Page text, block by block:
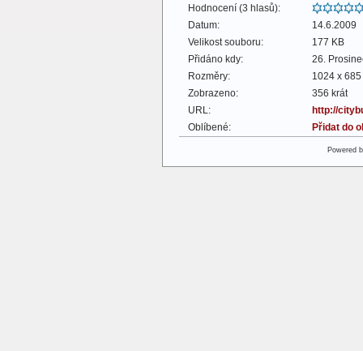
Hodnocení (3 hlasů):
Datum:
14.6.2009
Velikost souboru:
177 KB
Přidáno kdy:
26.
Rozměry:
1024 x
Zobrazeno:
356 krát
URL:
http://
Oblíbené:
Přidat do
Powered